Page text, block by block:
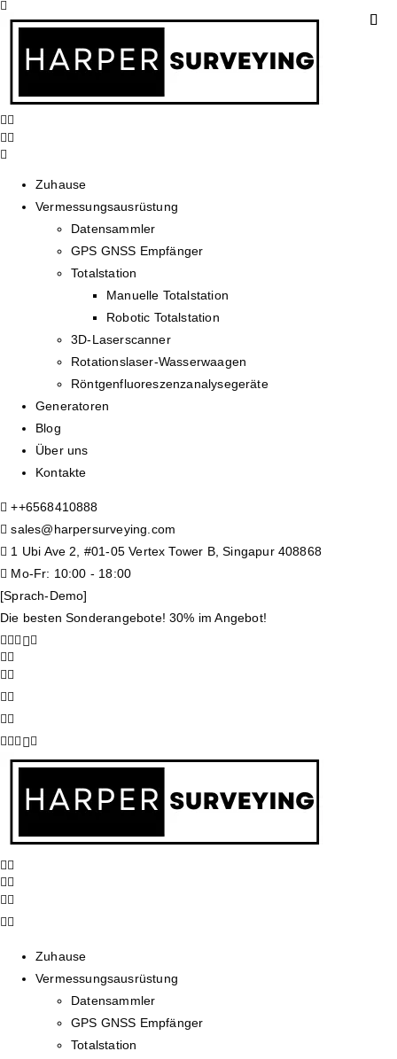
Zuhause
Vermessungsausrüstung
Datensammler
GPS GNSS Empfänger
Totalstation
Manuelle Totalstation
Robotic Totalstation
3D-Laserscanner
Rotationslaser-Wasserwaagen
Röntgenfluoreszenzanalysegeräte
Generatoren
Blog
Über uns
Kontakte
++6568410888
sales@harpersurveying.com
1 Ubi Ave 2, #01-05 Vertex Tower B, Singapur 408868
Mo-Fr: 10:00 - 18:00
[Sprach-Demo]
Die besten Sonderangebote! 30% im Angebot!
Zuhause
Vermessungsausrüstung
Datensammler
GPS GNSS Empfänger
Totalstation